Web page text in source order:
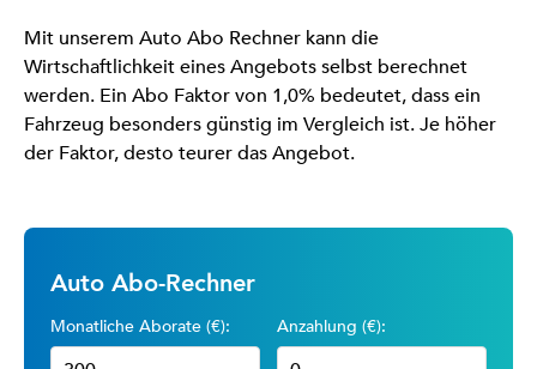
Mit unserem Auto Abo Rechner kann die
Wirtschaftlichkeit eines Angebots selbst berechnet
werden. Ein Abo Faktor von 1,0% bedeutet, dass ein
Fahrzeug besonders günstig im Vergleich ist. Je höher
der Faktor, desto teurer das Angebot.
Auto Abo-Rechner
Monatliche Aborate (€): Anzahlung (€):